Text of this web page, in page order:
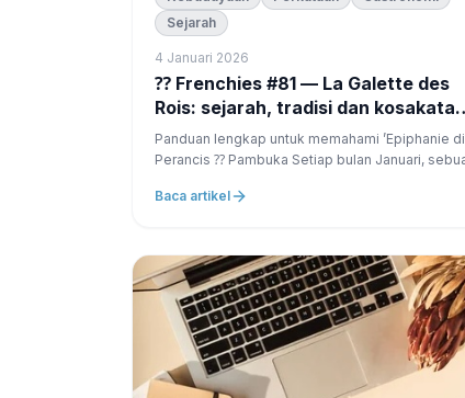
Sejarah
4 Januari 2026
⁇ Frenchies #81 — La Galette des
Rois: sejarah, tradisi dan kosakata
yang penting
Panduan lengkap untuk memahami ’Epiphanie di
Perancis ⁇ Pambuka Setiap bulan Januari, sebuah
Raja — yang cerah, emas, beraroma … dan penuh
Baca artikel